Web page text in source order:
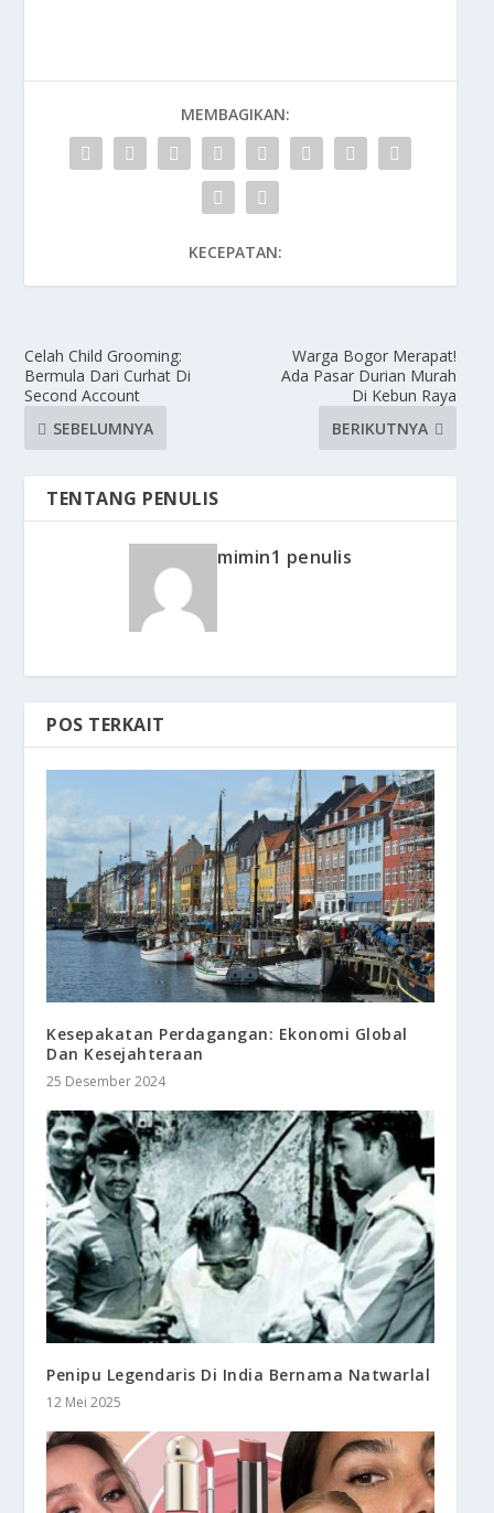
MEMBAGIKAN:
KECEPATAN:
Celah Child Grooming:
Bermula Dari Curhat Di
Second Account
SEBELUMNYA
Warga Bogor Merapat!
Ada Pasar Durian Murah
Di Kebun Raya
BERIKUTNYA
TENTANG PENULIS
mimin1 penulis
POS TERKAIT
Kesepakatan Perdagangan: Ekonomi Global
Dan Kesejahteraan
25 Desember 2024
Penipu Legendaris Di India Bernama Natwarlal
12 Mei 2025